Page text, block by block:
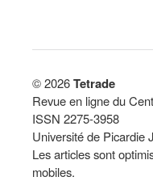
© 2026Tetrade
Revue en ligne du
ISSN 2275-3958
Université de Picardie
Les articles sont
mobiles.